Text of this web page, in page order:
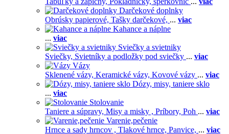
Darčekové doplnky
Obrúsky papierové, Tašky darčekové, ... viac
Kahance a náplne
... viac
Sviečky a svietniky
Sviečky, Svietníky a podložky pod sviečky ... viac
Vázy
Sklenené vázy, Keramické vázy, Kovové vázy ... viac
Dózy, misy, taniere sklo
... viac
Stolovanie
Taniere a súpravy, Misy a misky , Príbory, Poh ... viac
Varenie,pečenie
Hrnce a sady hrncov , Tlakové hrnce, Panvice, ... viac